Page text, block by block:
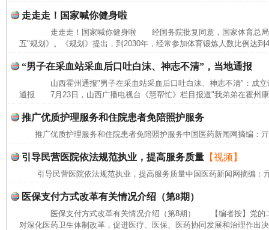
走走走！国家喊你健身啦
走走走！国家喊你健身啦 经国务院批复同意，国家体育总局
五"规划》。《规划》提出，到2030年，经常参加体育锻炼人数比例
“男子在采血站采血后口吐白沫、神志不清”，当地通报
山西霍州通报"男子在采血站采血后口吐白沫、神志不清"：成
通报 7月23日，山西广播电视台《慧帮忙》栏目报道"我弟弟在霍州
推广优质护理服务和住院患者免陪照护服务
推广优质护理服务和住院患者免陪照护服务中国医药新闻网摘编：
引导民营医院依法规范执业，提高服务质量 【视频】
引导民营医院依法规范执业，提高服务质量中国医药新闻网摘编：
医保支付方式改革有关情况介绍（第8期）
医保支付方式改革有关情况介绍（第8期） 【编者按】党的二
对深化医药卫生体制改革，促进医疗、医保、医药协同发展和治理作出
东山县通报“牛蛙产品抗生素超标问题”